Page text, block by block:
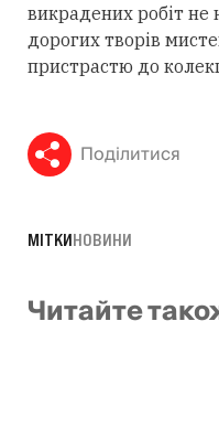
викрадених робіт
дорогих творів
пристрастю до
Поділитися
МІТКИНОВИНИ
Читайте